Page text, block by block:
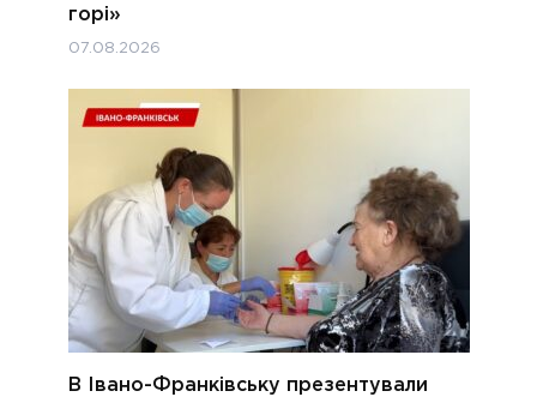
горі»
07.08.2026
В Івано-Франківську презентували